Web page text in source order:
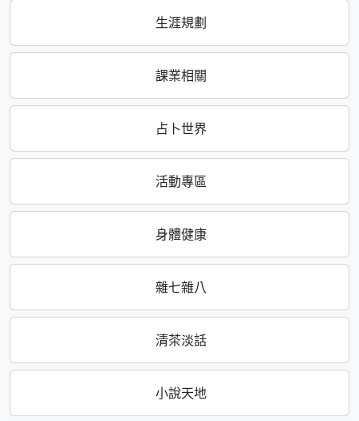
生涯規劃
課業相關
占卜世界
活動專區
身體健康
雜七雜八
清茶淡話
小說天地